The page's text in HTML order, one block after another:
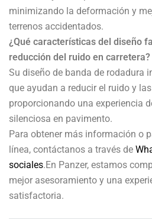
minimizando la deformación y
terrenos accidentados.
¿Qué características del diseño
reducción del ruido en carretera?
Su diseño de banda de rodadura
que ayudan a reducir el ruido y
proporcionando una experiencia
silenciosa en pavimento.
Para obtener más información o
línea, contáctanos a través de
sociales.En Panzer, estamos
mejor asesoramiento y una
satisfactoria.